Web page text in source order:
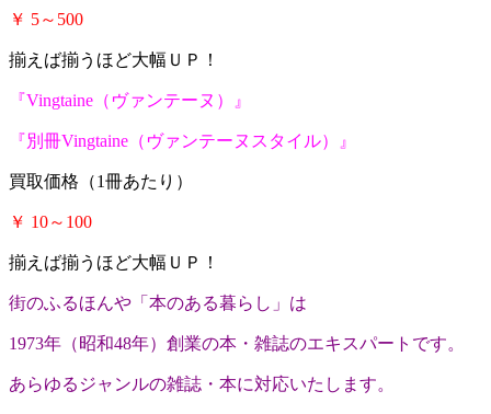
￥ 5～500
揃えば揃うほど大幅ＵＰ！
『Vingtaine（ヴァンテーヌ） 』
『別冊Vingtaine（ヴァンテーヌスタイル） 』
買取価格（1冊あたり）
￥ 10～100
揃えば揃うほど大幅ＵＰ！
街のふるほんや「本のある暮らし」は
1973年（昭和48年）創業の本・雑誌のエキスパートです。
あらゆるジャンルの雑誌・本に対応いたします。